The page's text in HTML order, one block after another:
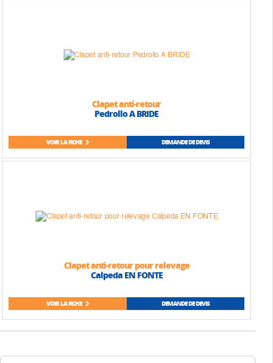
Clapet anti-retour
Pedrollo A BRIDE
VOIR LA FICHE DEMANDE DE DEVIS
Clapet anti-retour pour relevage
Calpeda EN FONTE
VOIR LA FICHE DEMANDE DE DEVIS